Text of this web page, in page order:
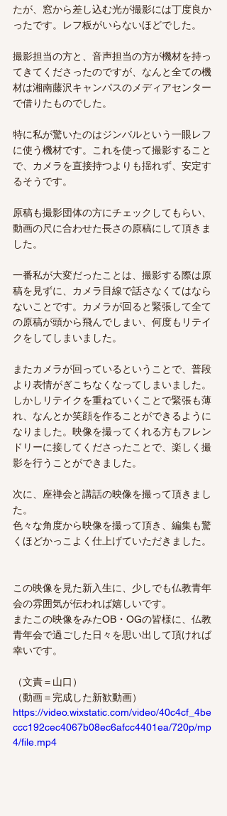
たが、窓から差し込む光が撮影には丁度良か
ったです。レフ板がいらないほどでした。
撮影担当の方と、音声担当の方が機材を持っ
てきてくださったのですが、なんと全ての機
材は湘南藤沢キャンパスのメディアセンター
で借りたものでした。
特に私が驚いたのはジンバルという一眼レフ
に使う機材です。これを使って撮影すること
で、カメラを直接持つよりも揺れず、安定す
るそうです。
原稿も撮影団体の方にチェックしてもらい、
動画の尺に合わせた長さの原稿にして頂きま
した。
一番私が大変だったことは、撮影する際は原
稿を見ずに、カメラ目線で話さなくてはなら
ないことです。カメラが回ると緊張して全て
の原稿が頭から飛んでしまい、何度もリテイ
クをしてしまいました。
またカメラが回っているということで、普段
より表情がぎこちなくなってしまいました。
しかしリテイクを重ねていくことで緊張も薄
れ、なんとか笑顔を作ることができるように
なりました。映像を撮ってくれる方もフレン
ドリーに接してくださったことで、楽しく撮
影を行うことができました。
次に、座禅会と講話の映像を撮って頂きまし
た。
色々な角度から映像を撮って頂き、編集も驚
くほどかっこよく仕上げていただきました。
この映像を見た新入生に、少しでも仏教青年
会の雰囲気が伝われば嬉しいです。
またこの映像をみたOB・OGの皆様に、仏教
青年会で過ごした日々を思い出して頂ければ
幸いです。
（文責＝山口）
（動画＝完成した新歓動画）
https://video.wixstatic.com/video/40c4cf_4be
ccc192cec4067b08ec6afcc4401ea/720p/mp
4/file.mp4